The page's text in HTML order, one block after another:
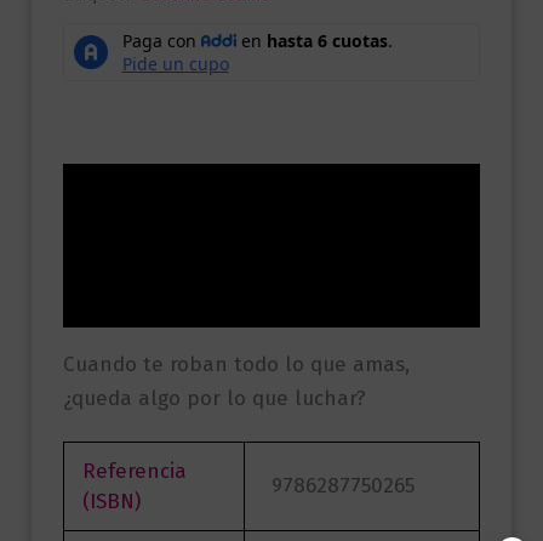
Cuando te roban todo lo que amas,
¿queda algo por lo que luchar?
Referencia
(ISBN)
9786287750265